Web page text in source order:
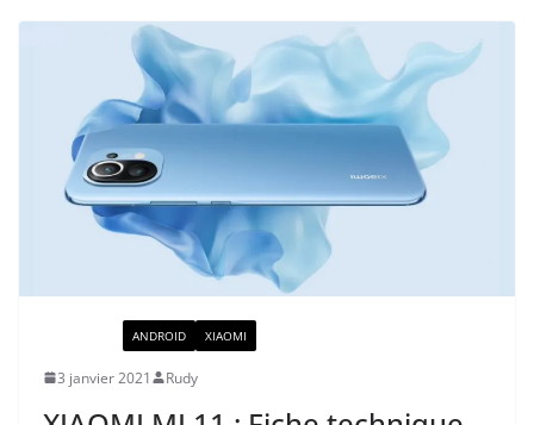
ANDROID XIAOMI
3 janvier 2021 Rudy